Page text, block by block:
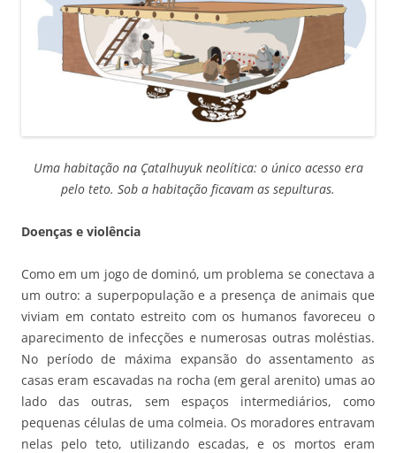
Uma habitação na Çatalhuyuk neolítica: o único acesso era
pelo teto. Sob a habitação ficavam as sepulturas.
Doenças e violência
Como em um jogo de dominó, um problema se conectava a
um outro: a superpopulação e a presença de animais que
viviam em contato estreito com os humanos favoreceu o
aparecimento de infecções e numerosas outras moléstias.
No período de máxima expansão do assentamento as
casas eram escavadas na rocha (em geral arenito) umas ao
lado das outras, sem espaços intermediários, como
pequenas células de uma colmeia. Os moradores entravam
nelas pelo teto, utilizando escadas, e os mortos eram